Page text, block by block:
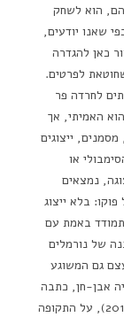
הוא לשחק
שאנו יודעים,
כאן להגדרה
לפרטים.
לחרדה פר
האמיתי, אך
ייצוגים
או
נמצאים
בלא ייצוג
באמת עם
של נורמלים
גם המשוגע
אבן-חן, כתבה
(ספרא ובית אוצר, 2015), על התקופה